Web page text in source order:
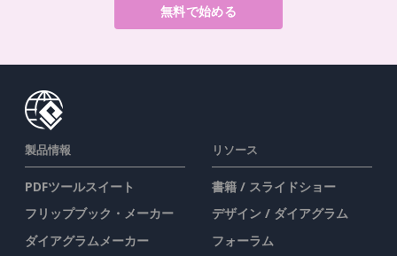
無料で始める
製品情報
PDFツールスイート
フリップブック・メーカー
ダイアグラムメーカー
リソース
書籍 / スライドショー
デザイン / ダイアグラム
フォーラム